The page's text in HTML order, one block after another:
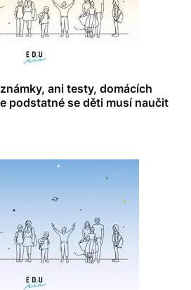
ani testy, domácích
podstatné se děti musí naučit